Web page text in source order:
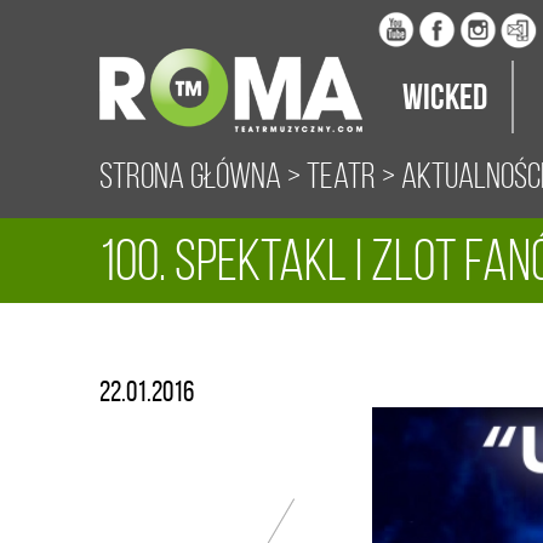
Wicked
Strona główna >Teatr >
100. spektakl i zlot
22.01.2016